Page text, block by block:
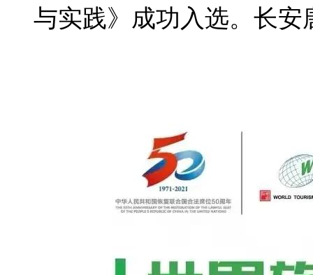
与实践》成功入选。长安